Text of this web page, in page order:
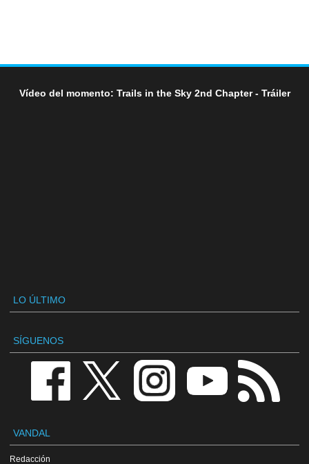
Vídeo del momento: Trails in the Sky 2nd Chapter - Tráiler
LO ÚLTIMO
SÍGUENOS
VANDAL
Redacción